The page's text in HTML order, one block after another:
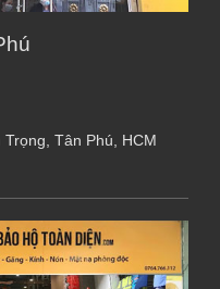
Tân Phú, HCM